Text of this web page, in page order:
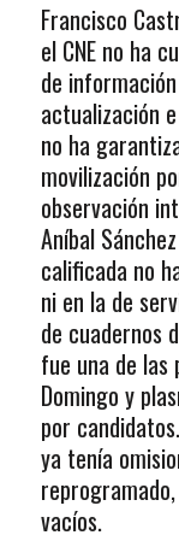
Francisco
el CNE no ha
de
actualización
no ha
movilización
observación
Aníbal
calificada no
ni en la de
de cuadernos
fue una de las
Domingo y
por
ya tenía
vacíos.